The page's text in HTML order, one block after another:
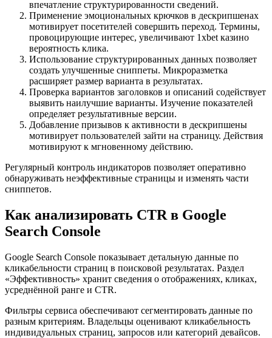
впечатление структурированности сведений.
Применение эмоциональных крючков в дескрипшенах
мотивирует посетителей совершить переход. Термины,
провоцирующие интерес, увеличивают 1xbet казино
вероятность клика.
Использование структурированных данных позволяет
создать улучшенные сниппеты. Микроразметка
расширяет размер варианта в результатах.
Проверка вариантов заголовков и описаний содействует
выявить наилучшие варианты. Изучение показателей
определяет результативные версии.
Добавление призывов к активности в дескрипшены
мотивирует пользователей зайти на страницу. Действия
мотивируют к мгновенному действию.
Регулярный контроль индикаторов позволяет оперативно
обнаруживать неэффективные страницы и изменять части
сниппетов.
Как анализировать CTR в Google
Search Console
Google Search Console показывает детальную данные по
кликабельности страниц в поисковой результатах. Раздел
«Эффективность» хранит сведения о отображениях, кликах,
усреднённой ранге и CTR.
Фильтры сервиса обеспечивают сегментировать данные по
разным критериям. Владельцы оценивают кликабельность
индивидуальных страниц, запросов или категорий девайсов.